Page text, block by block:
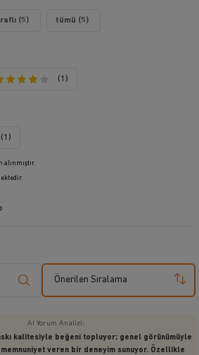
(5) tümü (5)
(1)
(1)
alınmıştır.
Önerilen Sıralama
AI Yorum Analizi:
kalitesiyle beğeni topluyor; genel görünümüyle
memnuniyet veren bir deneyim sunuyor. Özellikle